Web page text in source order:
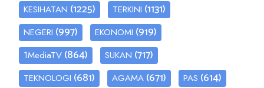
KESIHATAN (1225) TERKINI (1131)
NEGERI (997) EKONOMI (919)
1MediaTV (864) SUKAN (717)
TEKNOLOGI (681) AGAMA (671) PAS (614)